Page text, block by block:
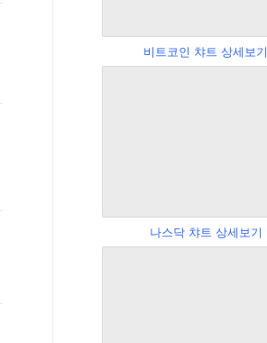
비트코인 챠트 상세보기
나스닥 챠트 상세보기